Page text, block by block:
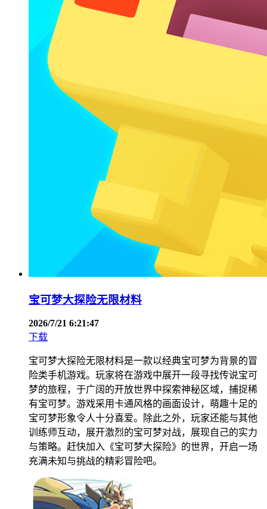
宝可梦大探险无限材料
2026/7/21 6:21:47
下载
宝可梦大探险无限材料是一款以经典宝可梦为背景的冒
险类手机游戏。玩家将在游戏中展开一段寻找传说宝可
梦的旅程，于广阔的开放世界中探索神秘区域，捕捉稀
有宝可梦。游戏采用卡通风格的画面设计，萌趣十足的
宝可梦形象令人十分喜爱。除此之外，玩家还能与其他
训练师互动，展开激烈的宝可梦对战，展现自己的实力
与策略。赶快加入《宝可梦大探险》的世界，开启一场
充满未知与挑战的精彩冒险吧。